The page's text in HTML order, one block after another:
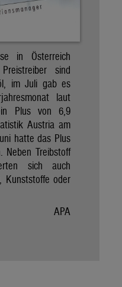
in Österreich
sind
im Juli gab es
laut
Plus von 6,9
Austria am
hatte das Plus
Neben Treibstoff
sich auch
Kunststoffe oder
APA